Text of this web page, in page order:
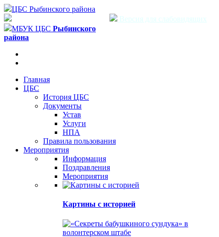
ЦБС Рыбинского района
Версия для слабовидящих
МБУК ЦБС Рыбинского
района
Главная
ЦБС
История ЦБС
Документы
Устав
Услуги
НПА
Правила пользования
Мероприятия
Информация
Поздравления
Мероприятия
Картины с историей